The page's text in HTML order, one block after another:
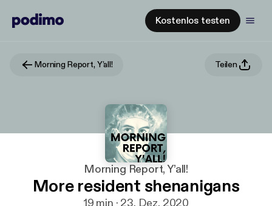
Kostenlos testen
Morning Report, Y’all! Teilen
Morning Report, Y’all!
More resident shenanigans